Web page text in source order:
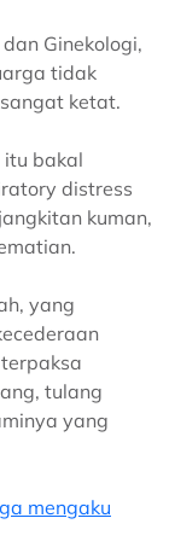
Ginekologi,
tidak
ketat.
bakal
distress
kuman,
yang
tulang
yang
mengaku